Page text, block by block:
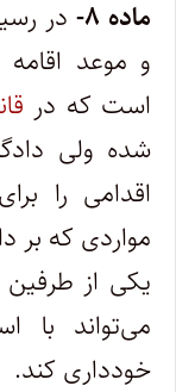
ماده ۸- در
و موعد
است که در
شده ولی
اقدامی را
مواردی که بر
یکی از طرفین
می‌تواند با
خودداری کند.